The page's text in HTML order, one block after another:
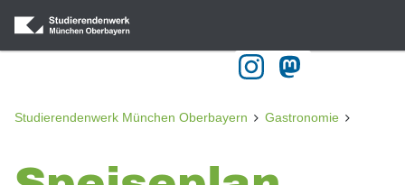
Studierendenwerk München Oberbayern Gastronomie